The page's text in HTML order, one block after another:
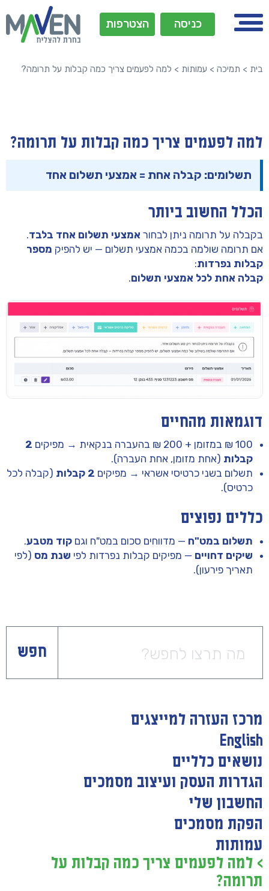
כניסה הצטרפות
בית > תמיכה> עמותות > למה לפעמים צריך כמה קבלות על תרומה?
למה לפעמים צריך כמה קבלות על תרומה?
תשלומים: קבלה אחת = אמצעי תשלום אחד
הכלל החשוב ביותר
בקבלה על תרומה ניתן לבחור אמצעי תשלום אחד בלבד.
אם תרומה שולמה בכמה אמצעי תשלום — יש להפיק מספר
קבלות נפרדות:
קבלה אחת לכל אמצעי תשלום.
דוגמאות מהחיים
100 ₪ במזומן + 200 ₪ בהעברה בנקאית → מפיקים
2
קבלות (אחת מזומן, אחת העברה).
תשלום בשני כרטיסי אשראי → מפיקים 2 קבלות
(קבלה לכל
כרטיס).
כללים נפוצים
תשלום במט"ח — מדווחים סכום במט"ח וגם קוד מטבע.
שיקים דחויים — מפיקים קבלות נפרדות לפי שנת מס (לפי
תאריך פירעון).
חפש
מרכז העזרה למייצגים
English
נושאים כלליים
הגדרות העסק ועיצוב מסמכים
החשבון שלי
הפקת מסמכים
עמותות
> למה לפעמים צריך כמה קבלות על
תרומה?